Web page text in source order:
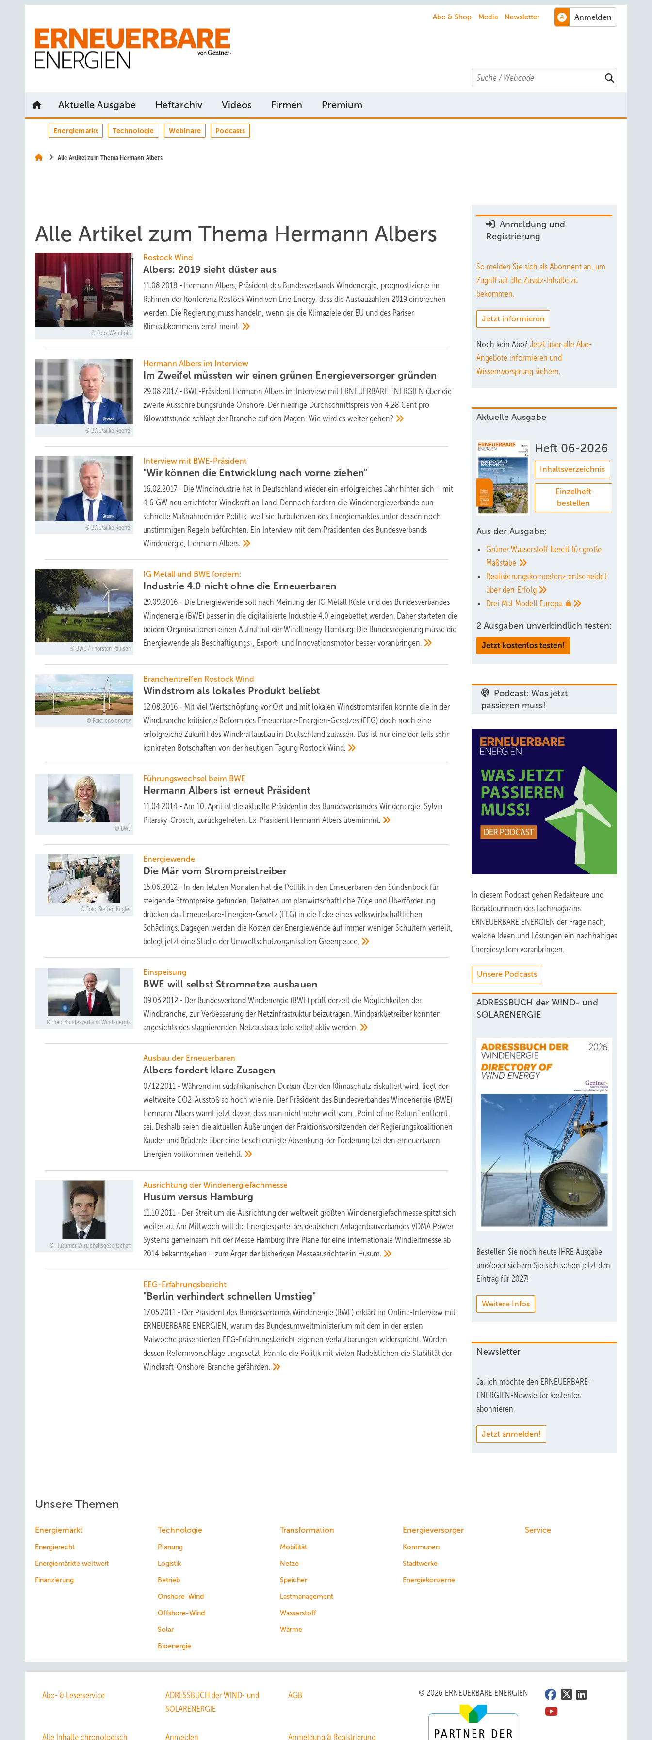
Abo & Shop Media Newsletter
Search
Aktuelle Ausgabe Heftarchiv Videos Firmen Premium
Energiemarkt Technologie Webinare Podcasts
Alle Artikel zum Thema Hermann Albers
Alle Artikel zum Thema Hermann Albers
Foto: Weinhold
Rostock Wind
Albers: 2019 sieht düsteraus
11.08.2018 - Hermann Albers, Präsident des Bundesverbands Windenergie, prognostizierte im
Rahmen der Konferenz Rostock Wind von Eno Energy, dass die Ausbauzahlen 2019 einbrechen
werden. Die Regierung muss handeln, wenn sie die Klimaziele der EU und des Pariser
Klimaabkommens ernst meint.
BWE/Silke Reents
Hermann Albers im Interview
Im Zweifel müssten wir einen grünen Energieversorger gründen
29.08.2017 - BWE-Präsident Hermann Albers im Interview mit ERNEUERBARE ENERGIEN über die
zweite Ausschreibungsrunde Onshore. Der niedrige Durchschnittspreis von 4,28 Cent pro
Kilowattstunde schlägt der Branche auf den Magen. Wie wird es weitergehen?
BWE/Silke Reents
Interview mit BWE-Präsident
"Wir können die Entwicklung nach vorne ziehen"
16.02.2017 - Die Windindustrie hat in Deutschland wieder ein erfolgreiches Jahr hinter sich – mit
4,6 GW neu errichteter Windkraft an Land. Dennoch fordern die Windenergieverbände nun
schnelle Maßnahmen der Politik, weil sie Turbulenzen des Energiemarktes unter dessen noch
unstimmigen Regeln befürchten. Ein Interview mit dem Präsidenten des Bundesverbands
Windenergie, HermannAlbers.
BWE / Thorsten Paulsen
IG Metall und BWE fordern:
Industrie 4.0 nicht ohne die Erneuerbaren
29.09.2016 - Die Energiewende soll nach Meinung der IG Metall Küste und des Bundesverbandes
Windenergie (BWE) besser in die digitalisierte Industrie 4.0 eingebettet werden. Daher starteten die
beiden Organisationen einen Aufruf auf der WindEnergy Hamburg: Die Bundesregierung müsse die
Energiewende als Beschäftigungs-, Export- und Innovationsmotor besservoranbringen.
Foto: eno energy
Branchentreffen Rostock Wind
Windstrom als lokales Produkt beliebt
12.08.2016 - Mit viel Wertschöpfung vor Ort und mit lokalen Windstromtarifen könnte die in der
Windbranche kritisierte Reform des Erneuerbare-Energien-Gesetzes (EEG) doch noch eine
erfolgreiche Zukunft des Windkraftausbau in Deutschland zulassen. Das ist nur eine der teils sehr
konkreten Botschaften von der heutigen Tagung RostockWind.
BWE
Führungswechsel beim BWE
Hermann Albers ist erneut Präsident
11.04.2014 - Am 10. April ist die aktuelle Präsidentin des Bundesverbandes Windenergie, Sylvia
Pilarsky-Grosch, zurückgetreten. Ex-Präsident Hermann Albers übernimmt.
Foto: Steffen Kugler
Energiewende
Die Mär vom Strompreistreiber
15.06.2012 - In den letzten Monaten hat die Politik in den Erneuerbaren den Sündenbock für
steigende Strompreise gefunden. Debatten um planwirtschaftliche Züge und Überförderung
drücken das Erneuerbare-Energien-Gesetz (EEG) in die Ecke eines volkswirtschaftlichen
Schädlings. Dagegen werden die Kosten der Energiewende auf immer weniger Schultern verteilt,
belegt jetzt eine Studie der UmweltschutzorganisationGreenpeace.
Foto: Bundesverband Windenergie
Einspeisung
BWE will selbst Stromnetze ausbauen
09.03.2012 - Der Bundesverband Windenergie (BWE) prüft derzeit die Möglichkeiten der
Windbranche, zur Verbesserung der Netzinfrastruktur beizutragen. Windparkbetreiber könnten
angesichts des stagnierenden Netzausbaus bald selbst aktivwerden.
Ausbau der Erneuerbaren
Albers fordert klareZusagen
07.12.2011 - Während im südafrikanischen Durban über den Klimaschutz diskutiert wird, liegt der
weltweite CO2-Ausstoß so hoch wie nie. Der Präsident des Bundesverbandes Windenergie (BWE)
Hermann Albers warnt jetzt davor, dass man nicht mehr weit vom „Point of no Return“ entfernt
sei. Deshalb seien die aktuellen Äußerungen der Fraktionsvorsitzenden der Regierungskoalitionen
Kauder und Brüderle über eine beschleunigte Absenkung der Förderung bei den erneuerbaren
Energien vollkommenverfehlt.
Husumer Wirtschaftsgesellschaft
Ausrichtung der Windenergiefachmesse
Husum versus Hamburg
11.10.2011 - Der Streit um die Ausrichtung der weltweit größten Windenergiefachmesse spitzt sich
weiter zu. Am Mittwoch will die Energiesparte des deutschen Anlagenbauverbandes VDMA Power
Systems gemeinsam mit der Messe Hamburg ihre Pläne für eine internationale Windleitmesse ab
2014 bekanntgeben – zum Ärger der bisherigen Messeausrichter in Husum.
EEG-Erfahrungsbericht
"Berlin verhindert schnellen Umstieg"
17.05.2011 - Der Präsident des Bundesverbands Windenergie (BWE) erklärt im Online-Interview mit
ERNEUERBARE ENERGIEN, warum das Bundesumweltministerium mit dem in der ersten
Maiwoche präsentierten EEG-Erfahrungsbericht eigenen Verlautbarungen widerspricht. Würden
dessen Reformvorschläge umgesetzt, könnte die Politik mit vielen Nadelstichen die Stabilität der
Windkraft-Onshore-Branchegefährden.
Anmeldung und
Registrierung
So melden Sie sich als Abonnent an, um
Zugriff auf alle Zusatz-Inhalte zu
bekommen.
Jetzt informieren
Noch kein Abo? Jetzt über alle Abo-
Angebote informieren und
Wissensvorsprung sichern.
Aktuelle Ausgabe
Heft 06-2026
Inhaltsverzeichnis
Einzelheft
bestellen
Aus der Ausgabe:
Grüner Wasserstoff bereit für große
Maßstäbe
Realisierungskompetenz entscheidet
über den Erfolg
Drei Mal Modell Europa
2 Ausgaben unverbindlich testen:
Jetzt kostenlos testen!
Podcast: Was jetzt
passieren muss!
In diesem Podcast gehen Redakteure und
Redakteurinnen des Fachmagazins
ERNEUERBARE ENERGIEN der Frage nach,
welche Ideen und Lösungen ein nachhaltiges
Energiesystem voranbringen.
Unsere Podcasts
ADRESSBUCH der WIND- und
SOLARENERGIE
Bestellen Sie noch heute IHRE Ausgabe
und/oder sichern Sie sich schon jetzt den
Eintrag für 2027!
Weitere Infos
Newsletter
Ja, ich möchte den ERNEUERBARE-
ENERGIEN-Newsletter kostenlos
abonnieren.
Jetzt anmelden!
Unsere Themen
Energiemarkt
Energierecht
Energiemärkte weltweit
Finanzierung
Technologie
Planung
Logistik
Betrieb
Onshore-Wind
Offshore-Wind
Solar
Bioenergie
Transformation
Mobilität
Netze
Speicher
Lastmanagement
Wasserstoff
Wärme
Energieversorger
Kommunen
Stadtwerke
Energiekonzerne
Service
Abo- & Leserservice
ADRESSBUCH der WIND- und
SOLARENERGIE
AGB
Alle Inhalte chronologisch Anmelden Anmeldung & Registrierung
© 2026 ERNEUERBARE ENERGIEN